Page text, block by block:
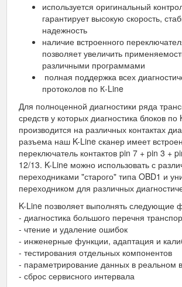
используется оригинальный
гарантирует высокую скорость,
надежность
наличие встроенного
позволяет увеличить
различными программами
полная поддержка всех
протоколов по К-Line
Для полноценной диагностики ряда
средств у которых диагностика блоков по
производится на различных контактах
разъема наш K-Line сканер имеет
переключатель контактов pin 7 + pin 3 +
12/13. K-Line можно использовать с
переходниками "старого" типа OBD1 и
переходником для различных
K-Line позволяет выполнять следующие
- диагностика большого перечня
- чтение и удаление ошибок
- инженерные функции, адаптация и
- тестирования отдельных компонентов
- параметрирование данных в реальном
- сброс сервисного интервала